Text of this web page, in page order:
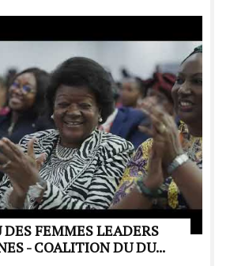
DES FEMMES LEADERS
- COALITION DU DU...